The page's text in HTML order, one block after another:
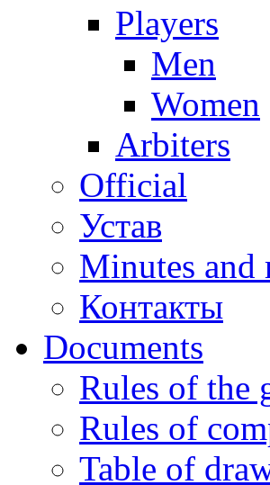
Players
Men
Women
Arbiters
Official
Устав
Minutes and
Контакты
Documents
Rules of the
Rules of
Table of